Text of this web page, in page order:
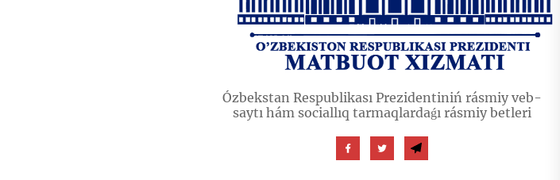
Ózbekstan Respublikası Prezidentiniń rásmiy veb-
saytı hám sociallıq tarmaqlardaǵı rásmiy betleri